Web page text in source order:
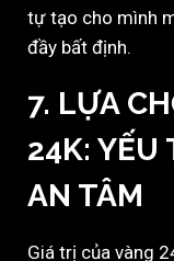
tự tạo cho mình
đầy bất định.
7. LỰA
24K: YẾU
AN TÂM
Giá trị của vàng